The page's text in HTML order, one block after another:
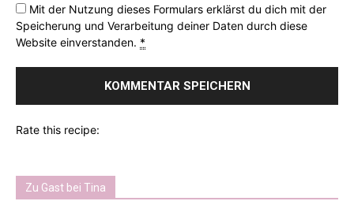
Mit der Nutzung dieses Formulars erklärst du dich mit der
Speicherung und Verarbeitung deiner Daten durch diese
Website einverstanden. *
Rate this recipe:
Zu Gast bei Tina